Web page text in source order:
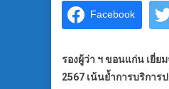
Facebook
รองผู้ว่า ฯ ขอนแก่น เยี่ย
2567 เน้นย้ำการบริกา